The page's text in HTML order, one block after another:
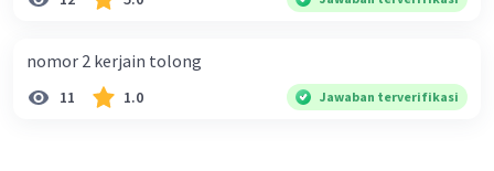
besar Rp14.000, berapakah biaya angkut semua beras yang
harus dibayar oleh Bu Vina? A. Rp2.540.000 C. Rp2.312.000 B.
Rp2.475.000 D. Rp2.280.000
nomor 2 kerjain tolong
11 1.0 Jawaban terverifikasi